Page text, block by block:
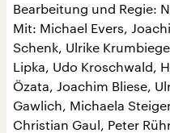
Bearbeitung und Regie:
Mit: Michael Evers,
Schenk, Ulrike
Lipka, Udo Kroschwald,
Özata, Joachim Bliese,
Gawlich, Michaela
Christian Gaul, Peter